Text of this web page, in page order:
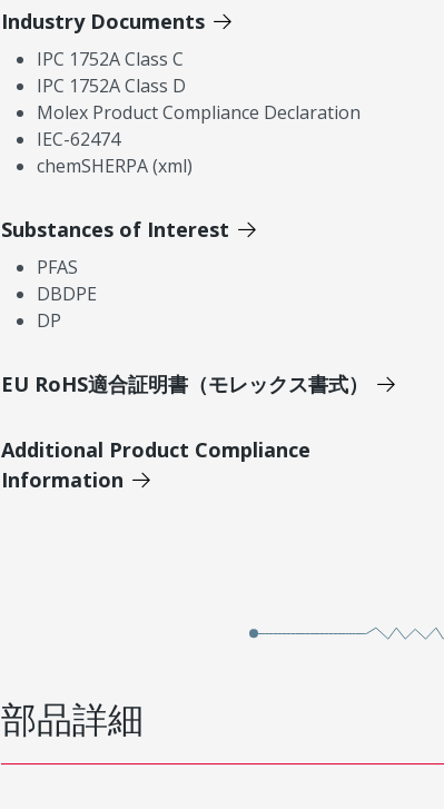
Industry Documents
IPC 1752A Class C
IPC 1752A Class D
Molex Product Compliance Declaration
IEC-62474
chemSHERPA (xml)
Substances of Interest
PFAS
DBDPE
DP
EU RoHS適合証明書（モレックス書式）
Additional Product Compliance
Information
部品詳細